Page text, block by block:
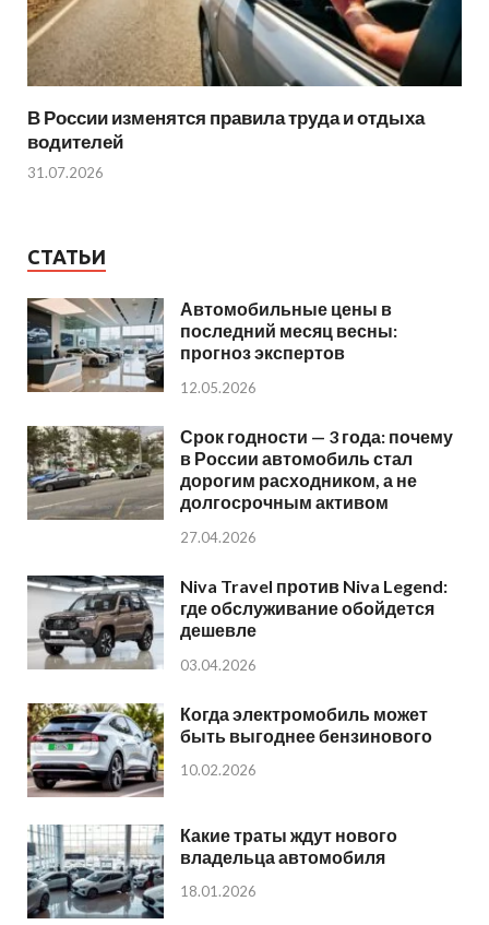
В России изменятся правила труда и отдыха
водителей
31.07.2026
СТАТЬИ
Автомобильные цены в
последний месяц весны:
прогноз экспертов
12.05.2026
Срок годности — 3 года: почему
в России автомобиль стал
дорогим расходником, а не
долгосрочным активом
27.04.2026
Niva Travel против Niva Legend:
где обслуживание обойдется
дешевле
03.04.2026
Когда электромобиль может
быть выгоднее бензинового
10.02.2026
Какие траты ждут нового
владельца автомобиля
18.01.2026